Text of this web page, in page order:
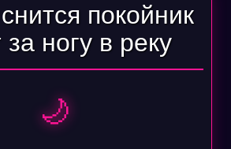
покойник
за ногу в реку
🌙